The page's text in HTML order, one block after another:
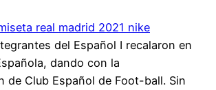
del Español I recalaron en
dando con la
de Club Español de Foot-ball. Sin